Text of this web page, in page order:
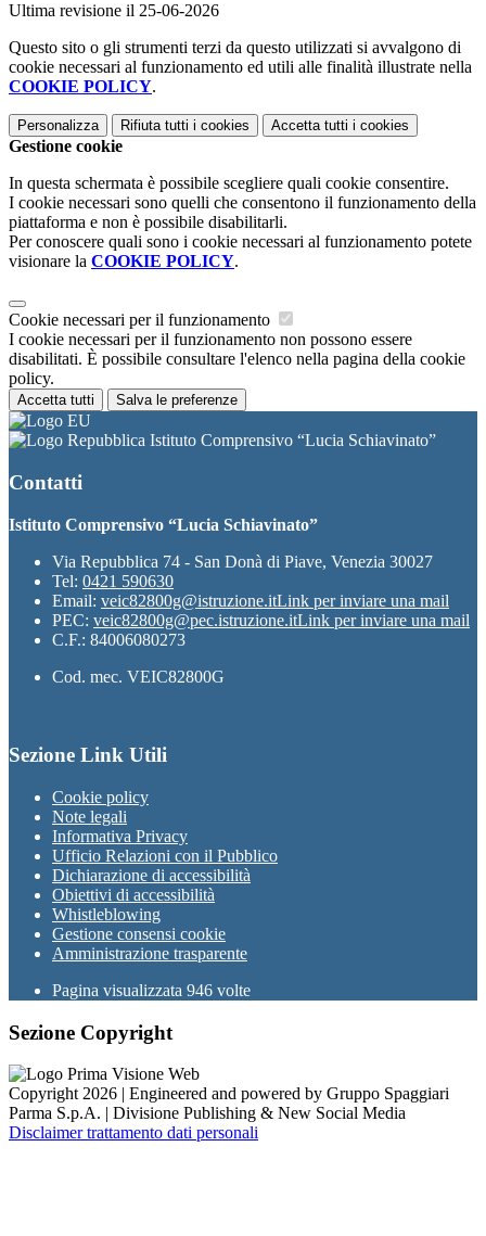
Ultima revisione il 25-06-2026
Questo sito o gli strumenti terzi da questo utilizzati si avvalgono di
cookie necessari al funzionamento ed utili alle finalità illustrate nella
COOKIE POLICY.
Personalizza Rifiuta tutti i cookies Accetta tutti i cookies
Gestione cookie
In questa schermata è possibile scegliere quali cookie consentire.
I cookie necessari sono quelli che consentono il funzionamento della
piattaforma e non è possibile disabilitarli.
Per conoscere quali sono i cookie necessari al funzionamento potete
visionare la COOKIE POLICY.
Cookie necessari per il funzionamento
I cookie necessari per il funzionamento non possono essere
disabilitati. È possibile consultare l'elenco nella pagina della cookie
policy.
Accetta tutti Salva le preferenze
Istituto Comprensivo “Lucia Schiavinato”
Contatti
Istituto Comprensivo “Lucia Schiavinato”
Via Repubblica 74 - San Donà di Piave, Venezia 30027
Tel: 0421 590630
Email: veic82800g@istruzione.itLink per inviare una mail
PEC: veic82800g@pec.istruzione.itLink per inviare una mail
C.F.: 84006080273
Cod. mec. VEIC82800G
Sezione Link Utili
Cookie policy
Note legali
Informativa Privacy
Ufficio Relazioni con il Pubblico
Dichiarazione di accessibilità
Obiettivi di accessibilità
Whistleblowing
Gestione consensi cookie
Amministrazione trasparente
Pagina visualizzata 946 volte
Sezione Copyright
Copyright 2026 | Engineered and powered by Gruppo Spaggiari
Parma S.p.A. | Divisione Publishing & New Social Media
Disclaimer trattamento dati personali